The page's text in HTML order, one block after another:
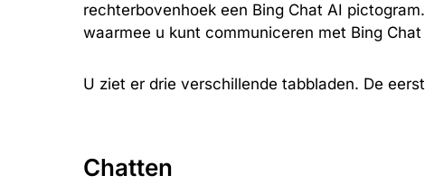
rechterbovenhoek een Bing Chat AI
waarmee u kunt communiceren met Bing Chat
U ziet er drie verschillende tabbladen. De
Chatten